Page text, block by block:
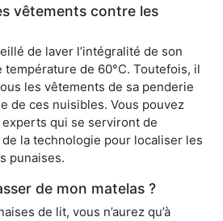
vêtements contre les
de laver l’intégralité de son
de 60°C. Toutefois, il
les vêtements de sa penderie
de ces nuisibles. Vous pouvez
qui se serviront de
la technologie pour localiser les
punaises.
de mon matelas ?
de lit, vous n’aurez qu’à